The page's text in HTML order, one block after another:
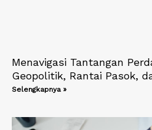
Menavigasi Tantangan
Geopolitik, Rantai Pasok,
Selengkapnya »